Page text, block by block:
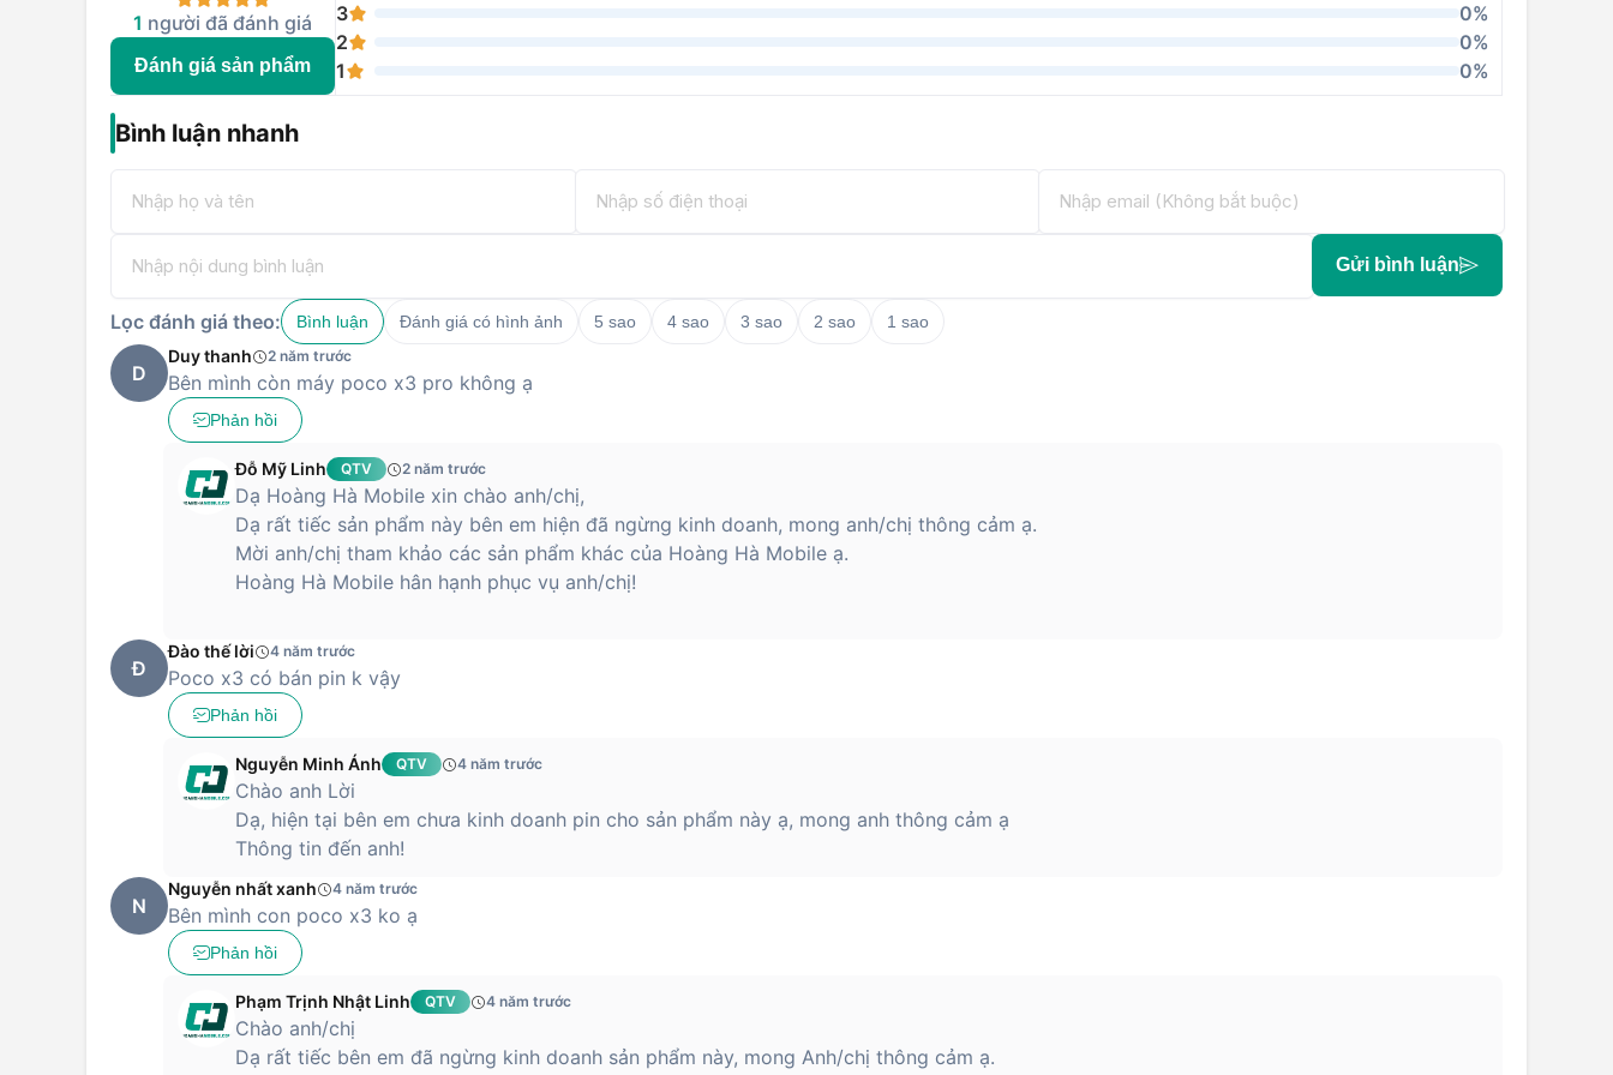
thoải mái hơn.
Cung cấp năng lượng cho máy là viên pin dung lượng cao lên tới 5160mAh, kết hợp với khả
năng sạc nhanh công suất 33W, POCO X3 như một con “mãnh thú” hiệu năng thực sự ở phân
khúc điện thoại tầm trung. Chưa hết, vì là chiếc điện thoại nhắm tới đối tượng người dùng là các
Người dùng giờ đây sẽ không còn phải quá lo lắng tới việc chơi game trong thời gian dài sẽ bị
quá nhiệt nữa.
chính hãng 12 tháng, hỗ trợ mua trả góp và miễn phí giao hàng trên toàn quốc. Tham khảo thêm
các sản phẩm khác của POCO trên website Hoàng Hà Mobile.
1 người đã đánh giá
Đánh giá sản phẩm
3
0%
2
0%
1
0%
Bình luận nhanh
Gửi bình luận
Lọc đánh giá theo: Bình luận Đánh giá có hình ảnh 5 sao 4 sao 3 sao 2 sao 1 sao
D
Duy thanh 2 năm trước
Bên mình còn máy poco x3 pro không ạ
Phản hồi
Đỗ Mỹ Linh QTV 2 năm trước
Dạ Hoàng Hà Mobile xin chào anh/chị,
Dạ rất tiếc sản phẩm này bên em hiện đã ngừng kinh doanh, mong anh/chị thông cảm ạ.
Mời anh/chị tham khảo các sản phẩm khác của Hoàng Hà Mobile ạ.
Hoàng Hà Mobile hân hạnh phục vụ anh/chị!
Đ
Đào thế lời 4 năm trước
Poco x3 có bán pin k vậy
Phản hồi
Nguyễn Minh Ánh QTV 4 năm trước
Chào anh Lời
Dạ, hiện tại bên em chưa kinh doanh pin cho sản phẩm này ạ, mong anh thông cảm ạ
Thông tin đến anh!
N
Nguyễn nhất xanh 4 năm trước
Bên mình con poco x3 ko ạ
Phản hồi
Phạm Trịnh Nhật Linh QTV 4 năm trước
Chào anh/chị
Dạ rất tiếc bên em đã ngừng kinh doanh sản phẩm này, mong Anh/chị thông cảm ạ.